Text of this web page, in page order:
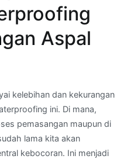
Aspal
kelebihan dan kekurangan
ini. Di mana,
pemasangan maupun di
lama kita akan
kebocoran. Ini menjadi